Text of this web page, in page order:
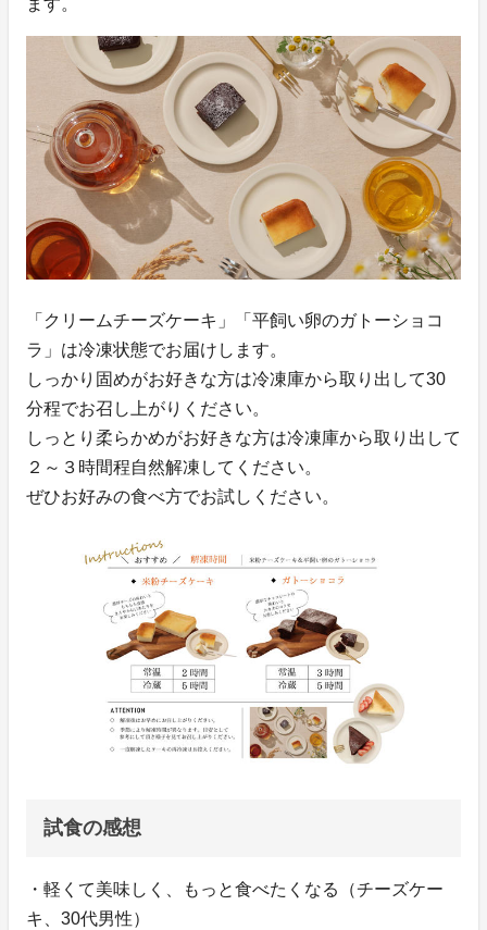
「クリームチーズケーキ」「平飼い卵のガトーショコ
ラ」は冷凍状態でお届けします。
しっかり固めがお好きな方は冷凍庫から取り出して30
分程でお召し上がりください。
しっとり柔らかめがお好きな方は冷凍庫から取り出して
２～３時間程自然解凍してください。
ぜひお好みの食べ方でお試しください。
試食の感想
・軽くて美味しく、もっと食べたくなる（チーズケー
キ、30代男性）